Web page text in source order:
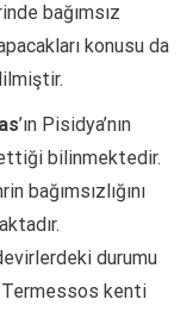
bağımsız
konusu da
’ın Pisidya’nın
bilinmektedir.
bağımsızlığını
durumu
Termessos kenti